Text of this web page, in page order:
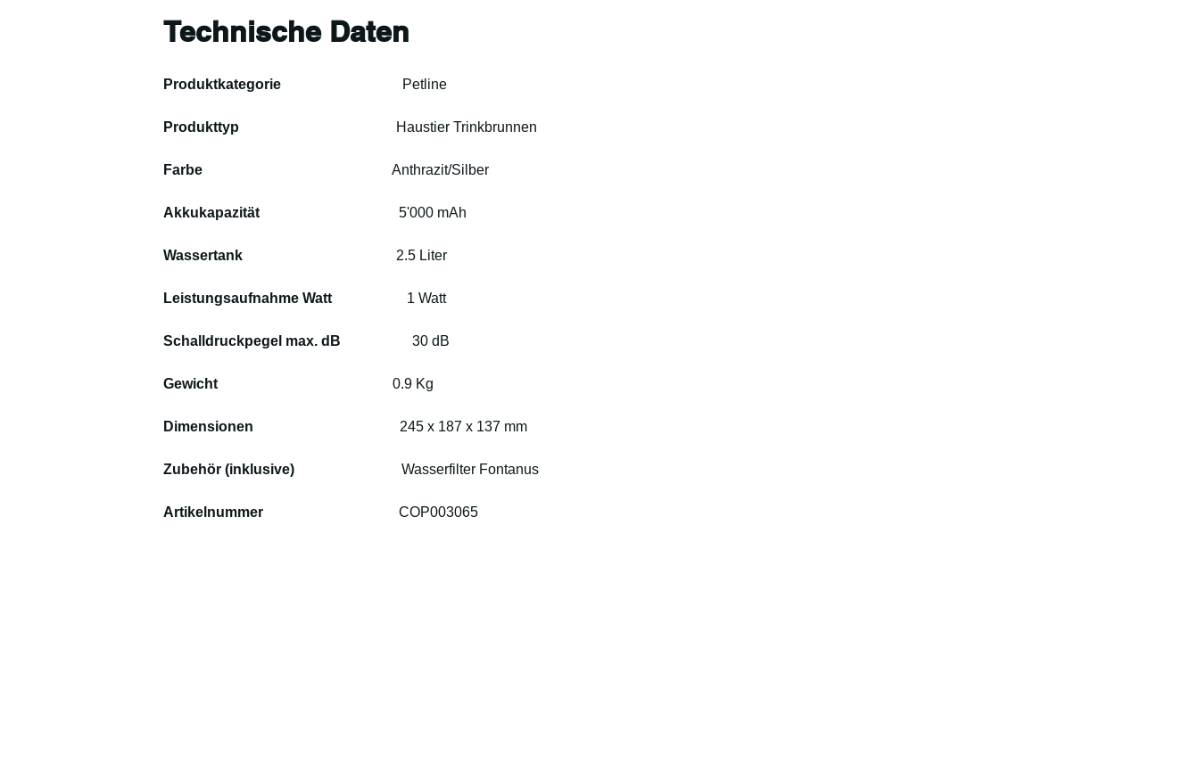
Technische Daten
Produktkategorie Petline
Produkttyp Haustier Trinkbrunnen
Farbe Anthrazit/Silber
Akkukapazität 5'000 mAh
Wassertank 2.5 Liter
Leistungsaufnahme Watt 1 Watt
Schalldruckpegel max. dB 30 dB
Gewicht 0.9 Kg
Dimensionen 245 x 187 x 137 mm
Zubehör (inklusive) Wasserfilter Fontanus
Artikelnummer COP003065